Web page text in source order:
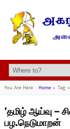
You Are Here : Home» Tag »
‘தமிழ் ஆய்வு –
பழ.நெடுமாறன்